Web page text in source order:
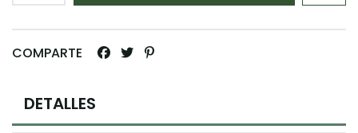
COMPARTE
DETALLES